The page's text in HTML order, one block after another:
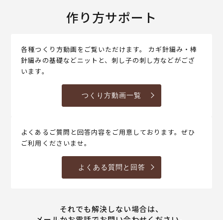
作り方サポート
各種つくり方動画をご覧いただけます。 カギ針編み・棒
針編みの基礎などニットと、刺し子の刺し方などがござ
います。
つくり方動画一覧
よくあるご質問と回答内容をご用意しております。ぜひ
ご利用くださいませ。
よくある質問と回答
それでも解決しない場合は、